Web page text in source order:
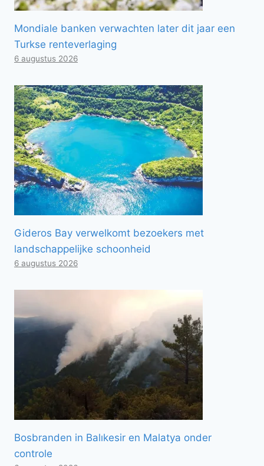
Mondiale banken verwachten later dit jaar een
Turkse renteverlaging
6 augustus 2026
Gideros Bay verwelkomt bezoekers met
landschappelijke schoonheid
6 augustus 2026
Bosbranden in Balıkesir en Malatya onder
controle